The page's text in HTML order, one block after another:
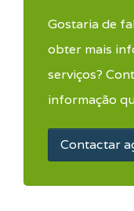
Gostaria de
obter mais
serviços?
informação
Contactar